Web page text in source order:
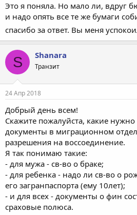
Это я поняла. Но мало ли, вдруг
и надо опять все те же бумаги
спасибо за ответ. Вы меня
S Shanara
Транзит
24 Апр 2018
Добрый день всем!
Скажите пожалуйста, какие
документы в миграционном
разрешения на воссоединение.
Я так понимаю такие:
- для мужа - св-во о браке;
- для ребенка - надо ли св-во о
его загранпаспорта (ему 10лет);
- и для всех - документы о фин
сраховые полюса.